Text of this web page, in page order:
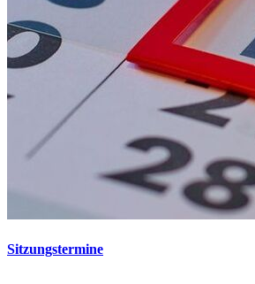
Sitzungstermine